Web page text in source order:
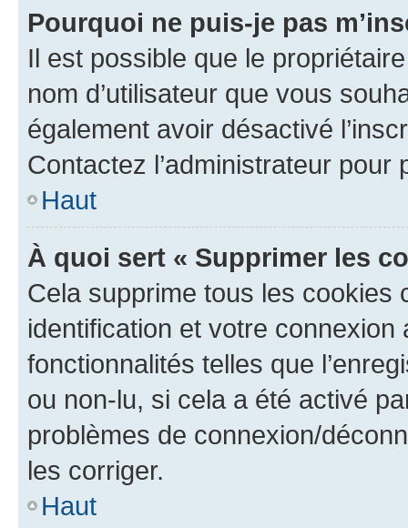
Pourquoi ne puis-je pas
Il est possible que le
nom d’utilisateur que vous
également avoir désactivé
Contactez l’administrateur
Haut
À quoi sert « Supprimer les
Cela supprime tous les cookies
identification et votre
fonctionnalités telles que
ou non-lu, si cela a été activé
problèmes de connexion/
les corriger.
Haut